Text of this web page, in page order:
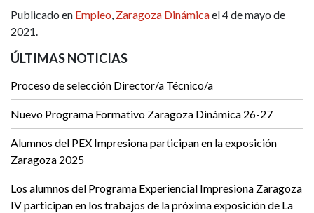
Publicado en Empleo, Zaragoza Dinámicael 4 de mayo de
2021.
ÚLTIMAS NOTICIAS
Proceso de selección Director/a Técnico/a
Nuevo Programa Formativo Zaragoza Dinámica 26-27
Alumnos del PEX Impresiona participan en la exposición
Zaragoza 2025
Los alumnos del Programa Experiencial Impresiona Zaragoza
IV participan en los trabajos de la próxima exposición de La